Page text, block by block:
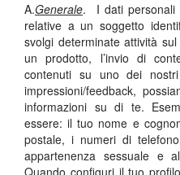
A.Generale. I dati personali
relative a un soggetto
svolgi determinate attività
un prodotto, l’invio di
contenuti su uno dei
impressioni/feedback,
informazioni su di te.
essere: il tuo nome e
postale, i numeri di
appartenenza sessuale e
Quando configuri il tuo